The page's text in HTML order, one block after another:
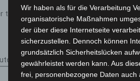
trauert um
Wir haben als für die Verarbeitung
organisatorische Maßnahmen
der über diese Internetseite
sicherzustellen. Dennoch können
grundsätzlich Sicherheitslücken
gewährleistet werden kann. Aus
frei, personenbezogene Daten